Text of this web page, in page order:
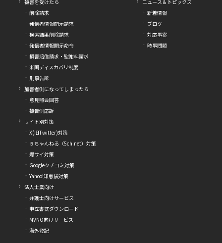
被害を受けたら
削除請求
発信者情報開示請求
検索結果削除請求
発信者情報開示命令
損害賠償請求・慰謝料請求
米国ディスカバリ制度
刑事告訴
加害者側になってしまったら
意見照会回答
被告側応訴
サイト別対策
X(旧Twitter)対策
５ちゃんねる（5ch.net）対策
爆サイ対策
Googleクチコミ対策
Yahoo!知恵袋対策
法人士業向け
弁護士向けサービス
申立書式ダウンロード
MVNO向けサービス
海外登記
ニュース＆トピックス
新着情報
ブログ
対応事案
時事問題